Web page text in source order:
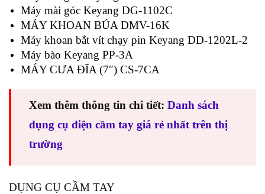
Máy mài góc Keyang DG-1102C
MÁY KHOAN BÚA DMV-16K
Máy khoan bắt vít chạy pin Keyang DD-1202L-2
Máy bào Keyang PP-3A
MÁY CƯA ĐĨA (7″) CS-7CA
Xem thêm thông tin chi tiết: Danh sách
dụng cụ điện cầm tay giá rẻ nhất trên thị
trường
DỤNG CỤ CẦM TAY